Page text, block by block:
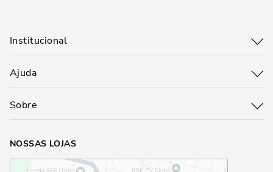
Institucional
Ajuda
Sobre
NOSSAS LOJAS